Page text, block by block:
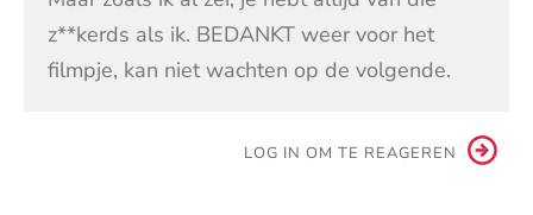
z**kerds als ik. BEDANKT weer voor het
filmpje, kan niet wachten op de volgende.
LOG IN OM TE REAGEREN